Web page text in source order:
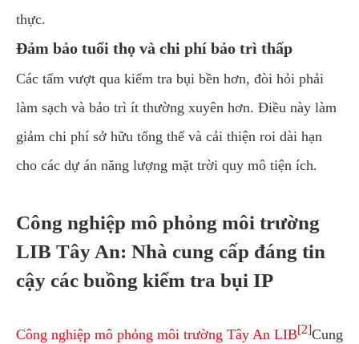
thực.
Đảm bảo tuổi thọ và chi phí bảo trì thấp
Các tấm vượt qua kiểm tra bụi bền hơn, đòi hỏi phải
làm sạch và bảo trì ít thường xuyên hơn. Điều này làm
giảm chi phí sở hữu tổng thể và cải thiện roi dài hạn
cho các dự án năng lượng mặt trời quy mô tiện ích.
Công nghiệp mô phỏng môi trường
LIB Tây An: Nhà cung cấp đáng tin
cậy các buồng kiểm tra bụi IP
Công nghiệp mô phỏng môi trường Tây An LIB[2]Cung